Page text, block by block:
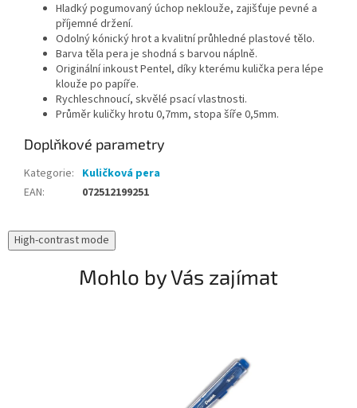
Hladký pogumovaný úchop neklouže, zajišťuje pevné a
příjemné držení.
Odolný kónický hrot a kvalitní průhledné plastové tělo.
Barva těla pera je shodná s barvou náplně.
Originální inkoust Pentel, díky kterému kulička pera lépe
klouže po papíře.
Rychleschnoucí, skvělé psací vlastnosti.
Průměr kuličky hrotu 0,7mm, stopa šíře 0,5mm.
Doplňkové parametry
Kategorie: Kuličková pera
EAN: 072512199251
High-contrast mode
Mohlo by Vás zajímat